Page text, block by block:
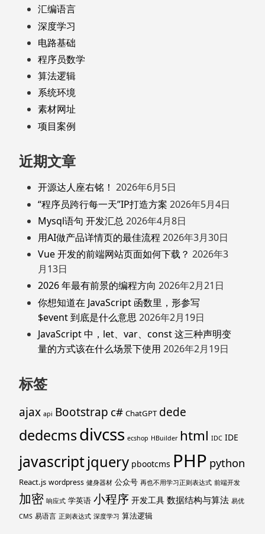
汇编语言
深度学习
电路基础
程序员数学
算法逻辑
系统环境
素材网址
项目案例
近期文章
开源达人座右铭！ 2026年6月5日
“程序员跨行每一天”IP打造方案 2026年5月4日
Mysql语句 开发汇总 2026年4月8日
用AI做产品详情页的最佳流程 2026年3月30日
Vue 开发的前端网站页面如何下载？ 2026年3
月13日
2026 年最有前景的编程方向 2026年2月21日
你想知道在 JavaScript 函数里，形参写
$event 到底是什么意思 2026年2月19日
JavaScript 中，let、var、const 这三种声明变
量的方式该在什么场景下使用 2026年2月19日
标签
ajax api Bootstrap c# ChatGPT dede
dedecmsdivcss ecshop HBuilder html IDC IDE
javascriptjquery pbootcms PHP python
React.js wordpress 健身器材 公众号 再也不用学习正则表达式 前端开发
加密 响应式 学英语 小程序 开发工具 数据结构与算法 易优
CMS 易语言 正则表达式 深度学习 算法逻辑